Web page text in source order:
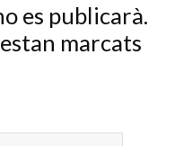
es publicarà.
marcats